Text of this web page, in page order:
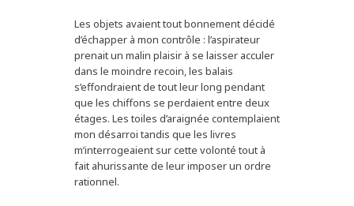
Les objets avaient tout bonnement décidé
d’échapper à mon contrôle : l’aspirateur
prenait un malin plaisir à se laisser acculer
dans le moindre recoin, les balais
s’effondraient de tout leur long pendant
que les chiffons se perdaient entre deux
étages. Les toiles d’araignée contemplaient
mon désarroi tandis que les livres
m’interrogeaient sur cette volonté tout à
fait ahurissante de leur imposer un ordre
rationnel.